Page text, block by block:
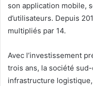
son application mobile,
d’utilisateurs. Depuis
multipliés par 14.
Avec l’investissement
trois ans, la société
infrastructure